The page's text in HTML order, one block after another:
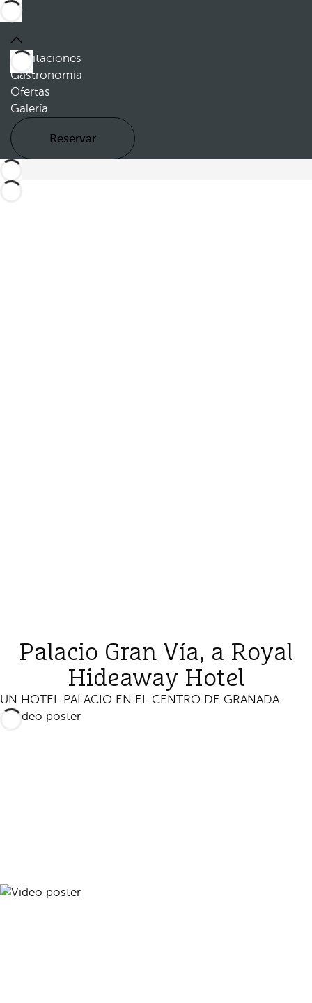
Habitaciones
Gastronomía
Ofertas
Galería
Reservar
Palacio Gran Vía, a Royal
Hideaway Hotel
UN HOTEL PALACIO EN EL CENTRO DE GRANADA